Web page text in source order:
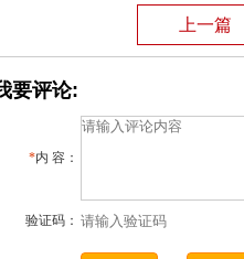
上一篇
要评论:
*内 容：
验证码：